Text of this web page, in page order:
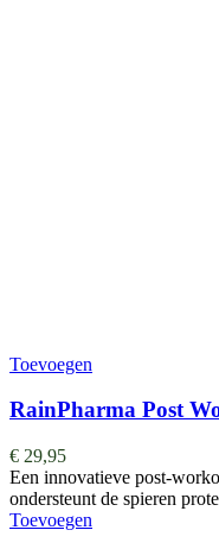
Toevoegen
RainPharma Post
€ 29,95
Een innovatieve post-
ondersteunt de spieren
Toevoegen